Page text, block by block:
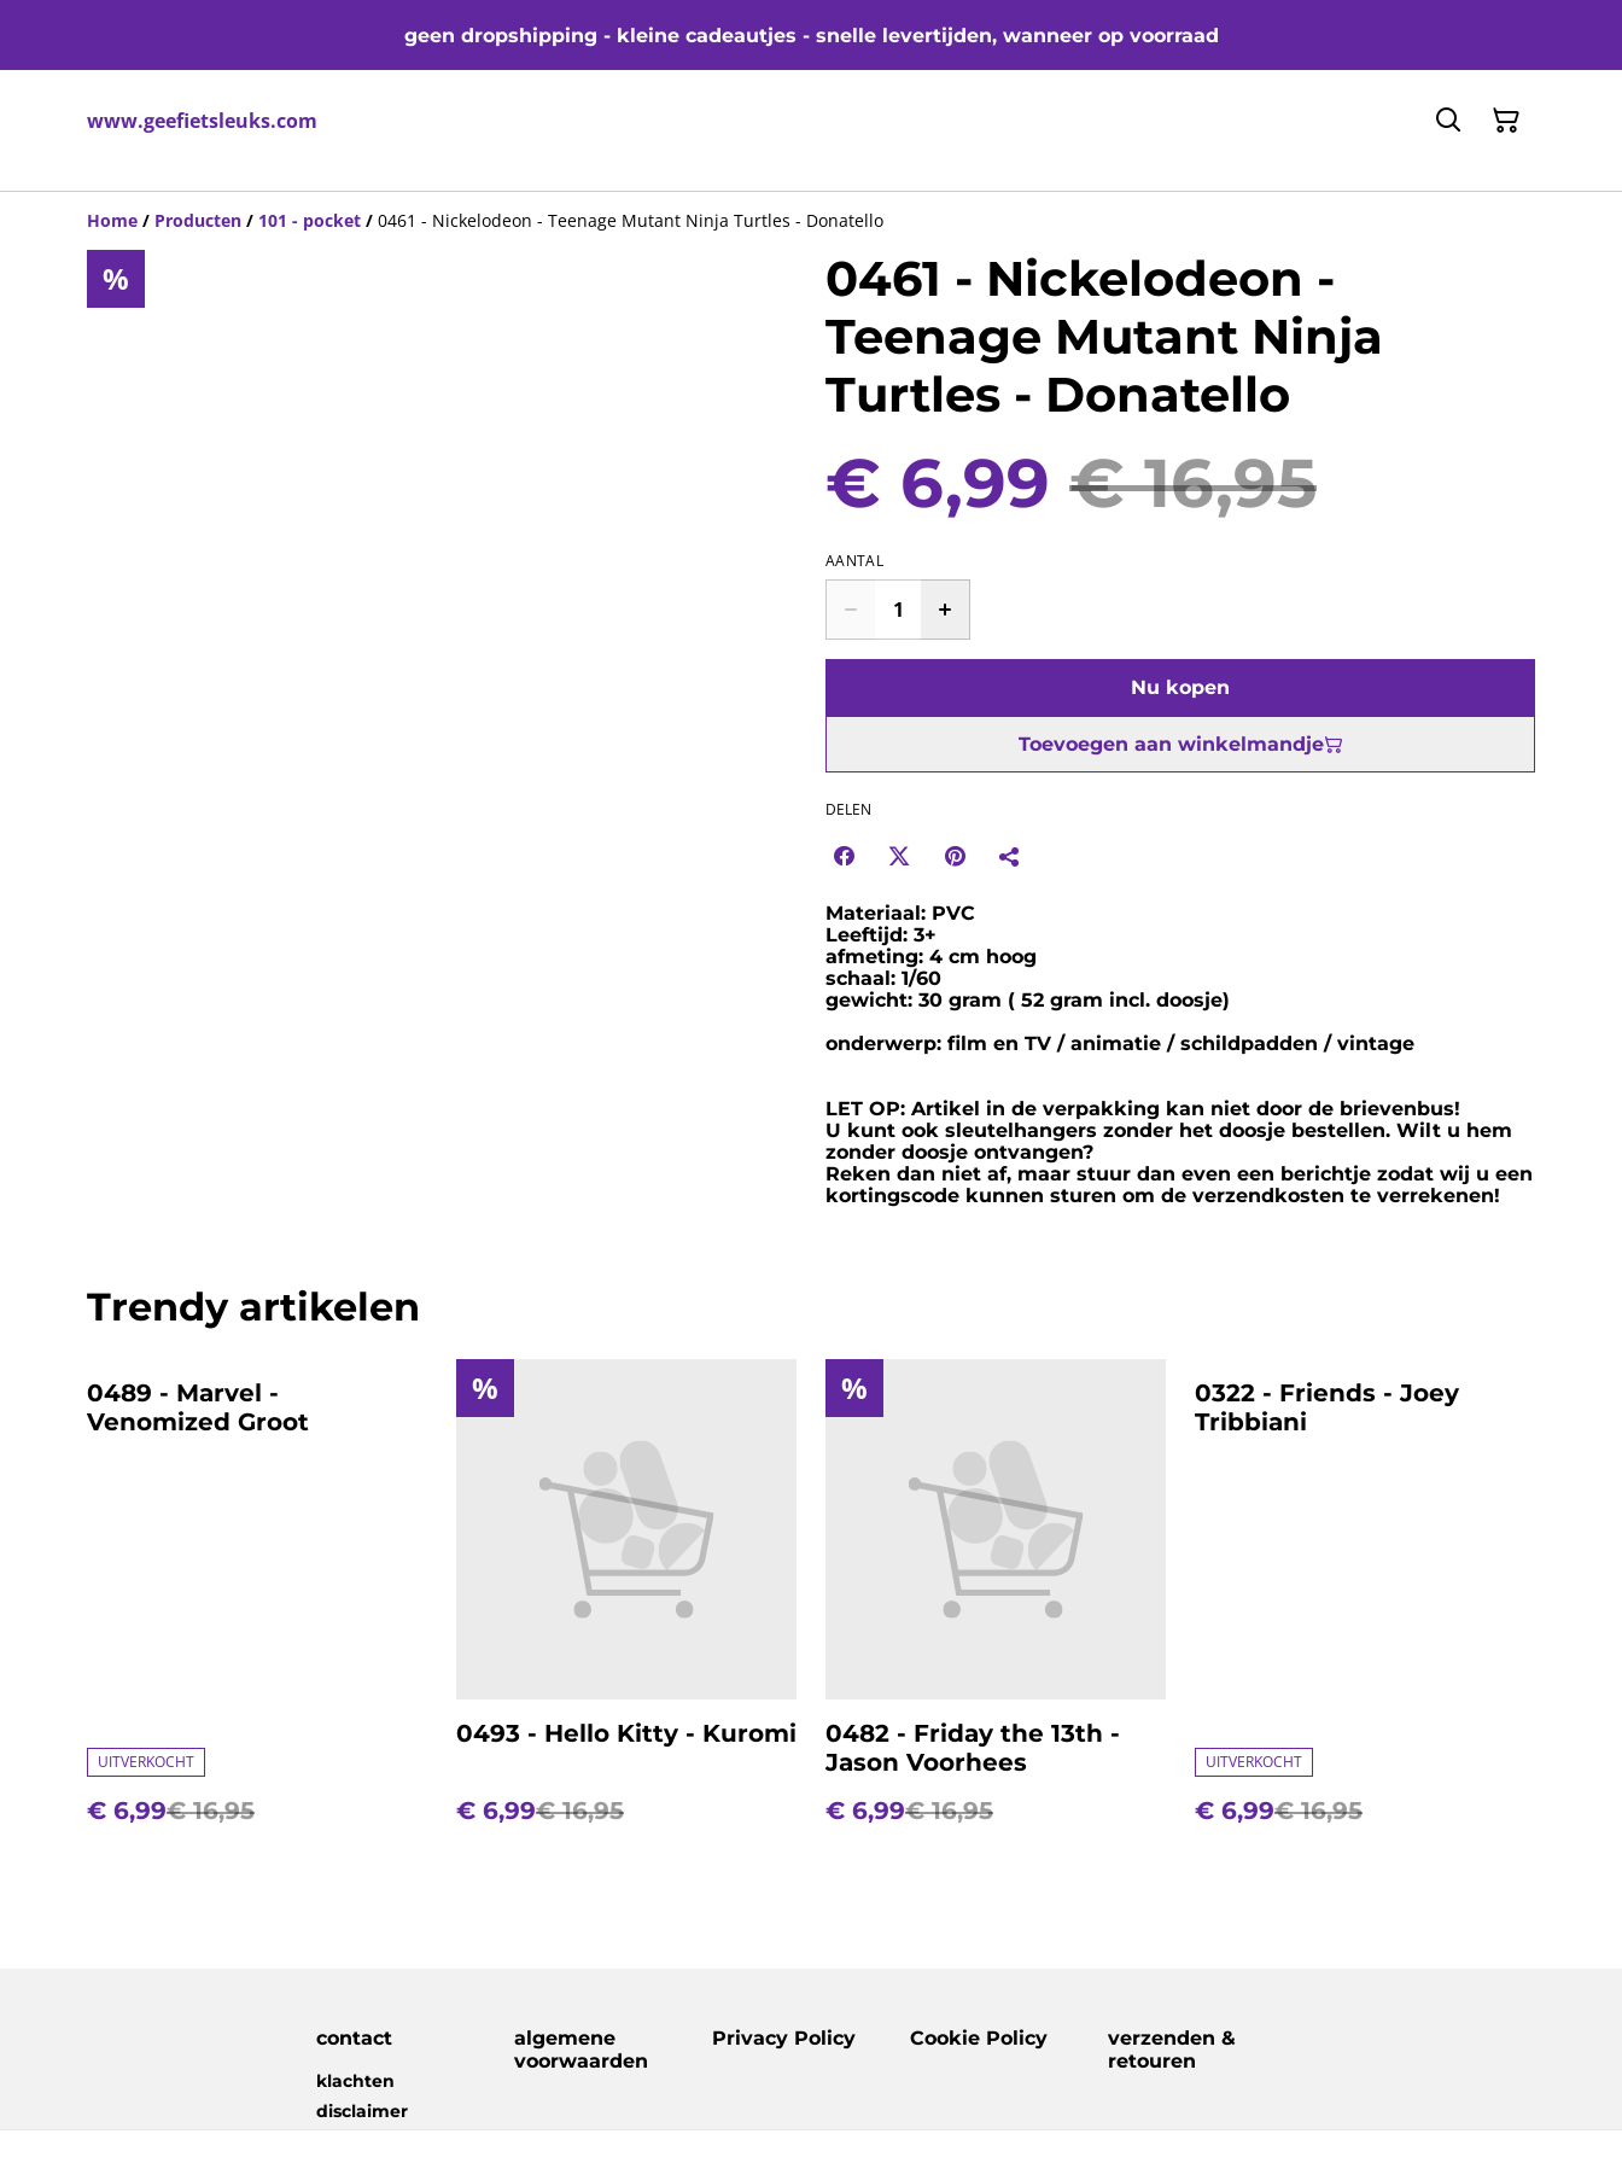
geen dropshipping - kleine cadeautjes - snelle levertijden, wanneer op voorraad
www.geefietsleuks.com
Home / Producten / 101 - pocket / 0461 - Nickelodeon - Teenage Mutant Ninja Turtles - Donatello
%
0461 - Nickelodeon -
Teenage Mutant Ninja
Turtles - Donatello
€ 6,99 € 16,95
AANTAL
Nu kopen
Toevoegen aan winkelmandje
DELEN
Materiaal: PVC
Leeftijd: 3+
afmeting: 4 cm hoog
schaal: 1/60
gewicht: 30 gram ( 52 gram incl. doosje)
onderwerp: film en TV / animatie / schildpadden / vintage
LET OP: Artikel in de verpakking kan niet door de brievenbus!
U kunt ook sleutelhangers zonder het doosje bestellen. Wilt u hem
zonder doosje ontvangen?
Reken dan niet af, maar stuur dan even een berichtje zodat wij u een
kortingscode kunnen sturen om de verzendkosten te verrekenen!
Trendy artikelen
%
0489 - Marvel -
Venomized Groot
UITVERKOCHT
€ 6,99€ 16,95
%
0493 - Hello Kitty - Kuromi
€ 6,99€ 16,95
%
0482 - Friday the 13th -
Jason Voorhees
€ 6,99€ 16,95
%
0322 - Friends - Joey
Tribbiani
UITVERKOCHT
€ 6,99€ 16,95
contact
klachten
disclaimer
algemene
voorwaarden
Privacy Policy Cookie Policy
verzenden &
retouren